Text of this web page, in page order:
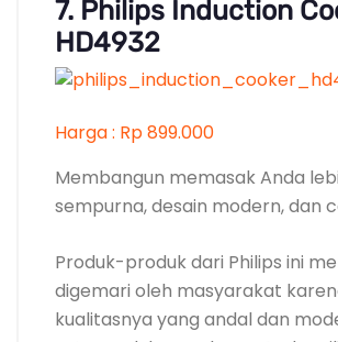
digemari oleh masyarakat
kualitasnya yang andal dan
satu produk yang harus Anda
suhu tetap Konsisten sehingga
masakan Anda lebih sempurna
Menggunakannya pun cukup
hanya perlu mengoperasikan
sentuhnya sehingga suhu Bisa